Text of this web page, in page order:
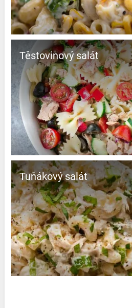
Těstovinový salát
Tuňákový salát